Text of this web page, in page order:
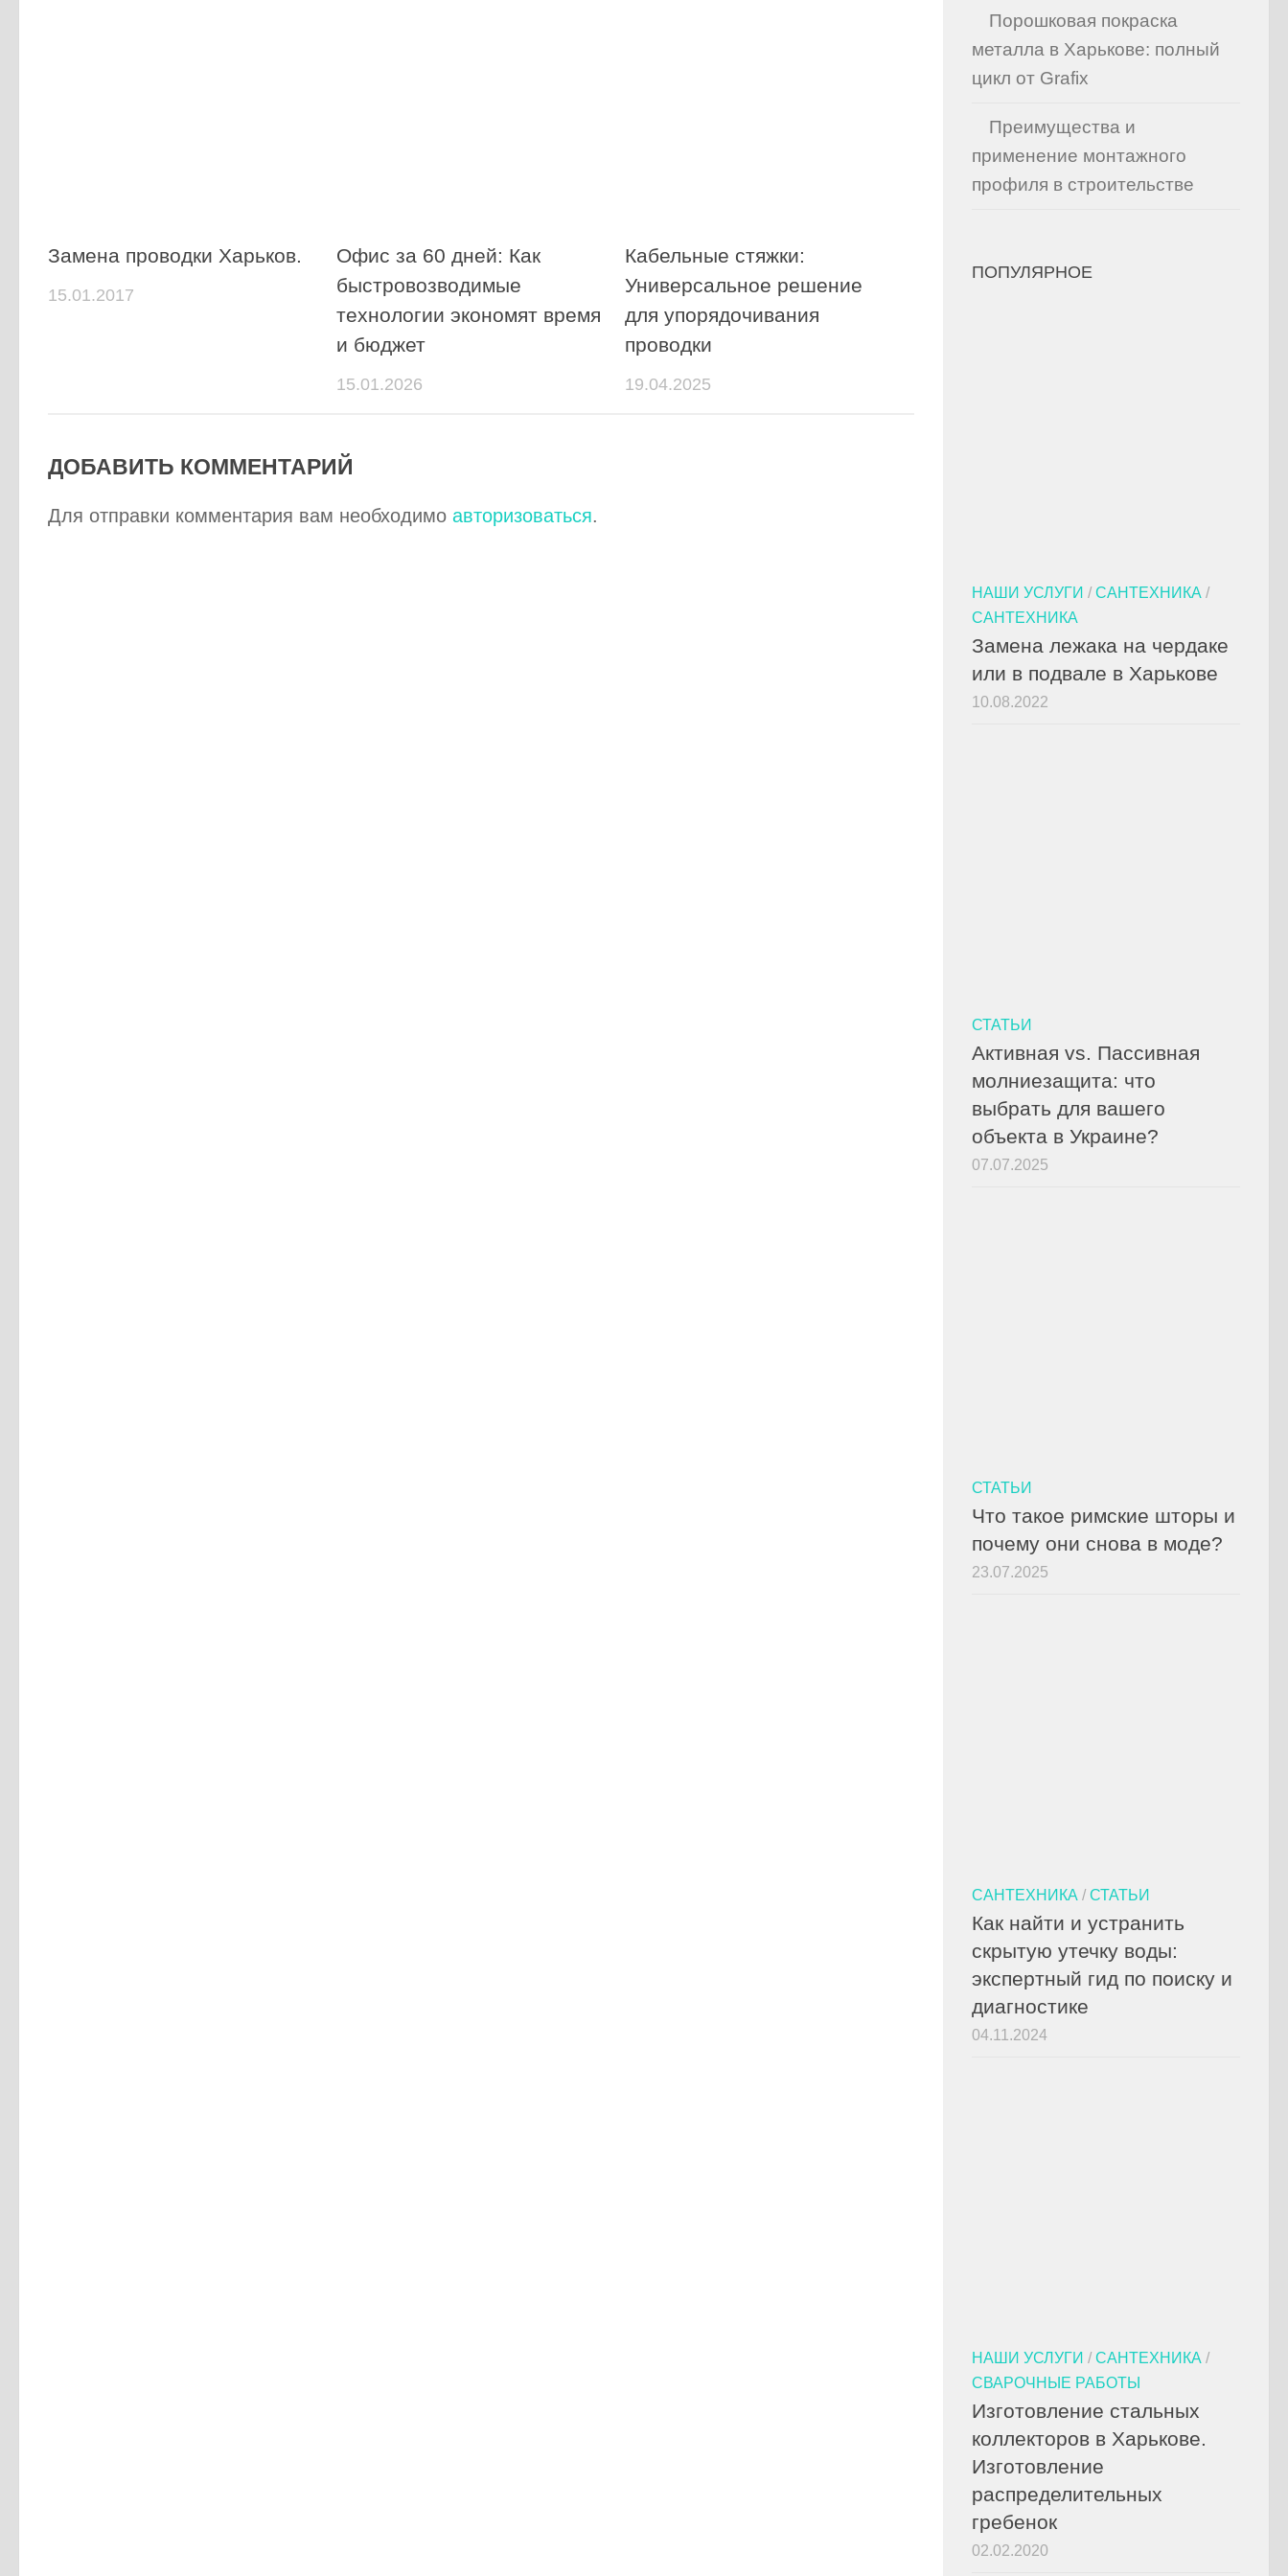
Замена проводки Харьков.
15.01.2017
Офис за 60 дней: Как
быстровозводимые
технологии экономят время
и бюджет
15.01.2026
Кабельные стяжки:
Универсальное решение
для упорядочивания
проводки
19.04.2025
ДОБАВИТЬ КОММЕНТАРИЙ
Для отправки комментария вам необходимо авторизоваться.
Порошковая покраска
металла в Харькове: полный
цикл от Grafix
Преимущества и
применение монтажного
профиля в строительстве
ПОПУЛЯРНОЕ
НАШИ УСЛУГИ / САНТЕХНИКА /
САНТЕХНИКА
Замена лежака на чердаке
или в подвале в Харькове
10.08.2022
СТАТЬИ
Активная vs. Пассивная
молниезащита: что
выбрать для вашего
объекта в Украине?
07.07.2025
СТАТЬИ
Что такое римские шторы и
почему они снова в моде?
23.07.2025
САНТЕХНИКА / СТАТЬИ
Как найти и устранить
скрытую утечку воды:
экспертный гид по поиску и
диагностике
04.11.2024
НАШИ УСЛУГИ / САНТЕХНИКА /
СВАРОЧНЫЕ РАБОТЫ
Изготовление стальных
коллекторов в Харькове.
Изготовление
распределительных
гребенок
02.02.2020